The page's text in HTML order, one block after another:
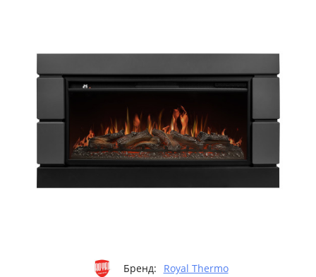
Бренд: Royal Thermo